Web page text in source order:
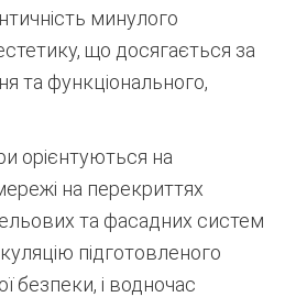
минулого
що досягається за
та функціонального,
орієнтуються на
на перекриттях
та фасадних систем
підготовленого
безпеки, і водночас